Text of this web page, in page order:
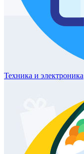
Техника и электроника